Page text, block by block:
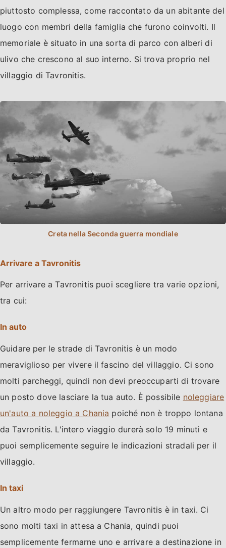
piuttosto complessa, come raccontato da un abitante del
luogo con membri della famiglia che furono coinvolti. Il
memoriale è situato in una sorta di parco con alberi di
ulivo che crescono al suo interno. Si trova proprio nel
villaggio di Tavronitis.
Arrivare a Tavronitis
Per arrivare a Tavronitis puoi scegliere tra varie opzioni,
tra cui:
In auto
Guidare per le strade di Tavronitis è un modo
meraviglioso per vivere il fascino del villaggio. Ci sono
molti parcheggi, quindi non devi preoccuparti di trovare
un posto dove lasciare la tua auto. È possibile noleggiare
un'auto a noleggio a Chania poiché non è troppo lontana
da Tavronitis. L'intero viaggio durerà solo 19 minuti e
puoi semplicemente seguire le indicazioni stradali per il
villaggio.
In taxi
Un altro modo per raggiungere Tavronitis è in taxi. Ci
sono molti taxi in attesa a Chania, quindi puoi
semplicemente fermarne uno e arrivare a destinazione in